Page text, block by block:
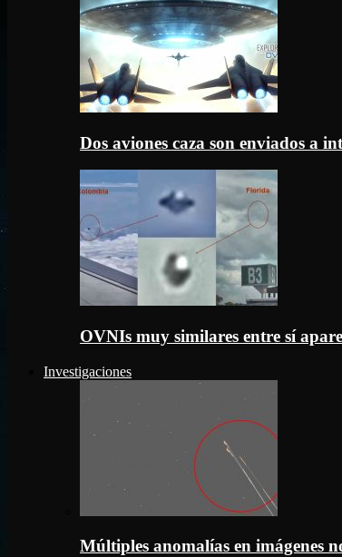
Dos aviones caza son enviados a
OVNIs muy similares entre sí
Investigaciones
Múltiples anomalías en imágenes